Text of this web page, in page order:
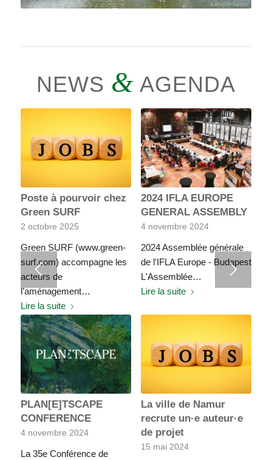
NEWS & AGENDA
Poste à pourvoir chez
Green SURF
2 octobre 2025
Green SURF (www.green-
surf.com) accompagne les
acteurs de
l’aménagement…
Lire la suite
2024 IFLA EUROPE
GENERAL ASSEMBLY
4 novembre 2024
2024 Assemblée générale
de l'IFLA Europe - Budapest
L'Assemblée…
Lire la suite
PLAN[E]TSCAPE
CONFERENCE
4 novembre 2024
La 35e Conférence de
La ville de Namur
recrute un·e auteur·e
de projet
15 mai 2024